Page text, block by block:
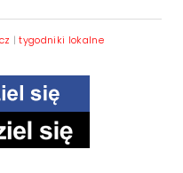
|tygodniki lokalne